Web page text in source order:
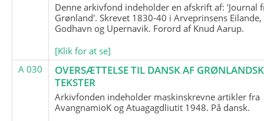
Denne arkivfond indeholder en afskrift af: 'Journal
Grønland'. Skrevet 1830-40 i Arveprinsens Eilande,
Godhavn og Upernavik. Forord af Knud Aarup.
[Klik for at se]
A 030
OVERSÆTTELSE TIL DANSK AF
TEKSTER
Arkivfonden indeholder maskinskrevne artikler fra
AvangnamioK og Atuagagdliutit 1948. På dansk.